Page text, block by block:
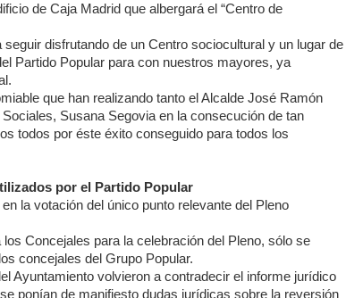
de Caja Madrid que albergará el “Centro de
disfrutando de un Centro sociocultural y un lugar de
Partido Popular para con nuestros mayores, ya
que han realizando tanto el Alcalde José Ramón
Susana Segovia en la consecución de tan
todos por éste éxito conseguido para todos los
por el Partido Popular
la votación del único punto relevante del Pleno
Concejales para la celebración del Pleno, sólo se
concejales del Grupo Popular.
Ayuntamiento volvieron a contradecir el informe jurídico
ponían de manifiesto dudas jurídicas sobre la reversión